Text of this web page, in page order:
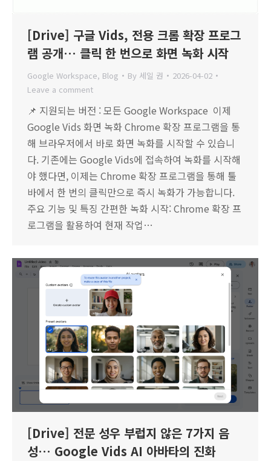
[Drive] 구글 Vids, 전용 크롬 확장 프로그
램 공개… 클릭 한 번으로 화면 녹화 시작
Google Workspace, Blog By 세일 권
2026-04-02
Leave a comment
📌 지원되는 버전 : 모든 Google Workspace 이제
Google Vids 화면 녹화 Chrome 확장 프로그램을 통
해 브라우저에서 바로 화면 녹화를 시작할 수 있습니
다. 기존에는 Google Vids에 접속하여 녹화를 시작해
야 했다면, 이제는 Chrome 확장 프로그램을 통해 툴
바에서 한 번의 클릭만으로 즉시 녹화가 가능합니다.
주요 기능 및 특징 간편한 녹화 시작: Chrome 확장 프
로그램을 활용하여 현재 작업…
[Drive] 전문 성우 부럽지 않은 7가지 음
성… Google Vids AI 아바타의 진화